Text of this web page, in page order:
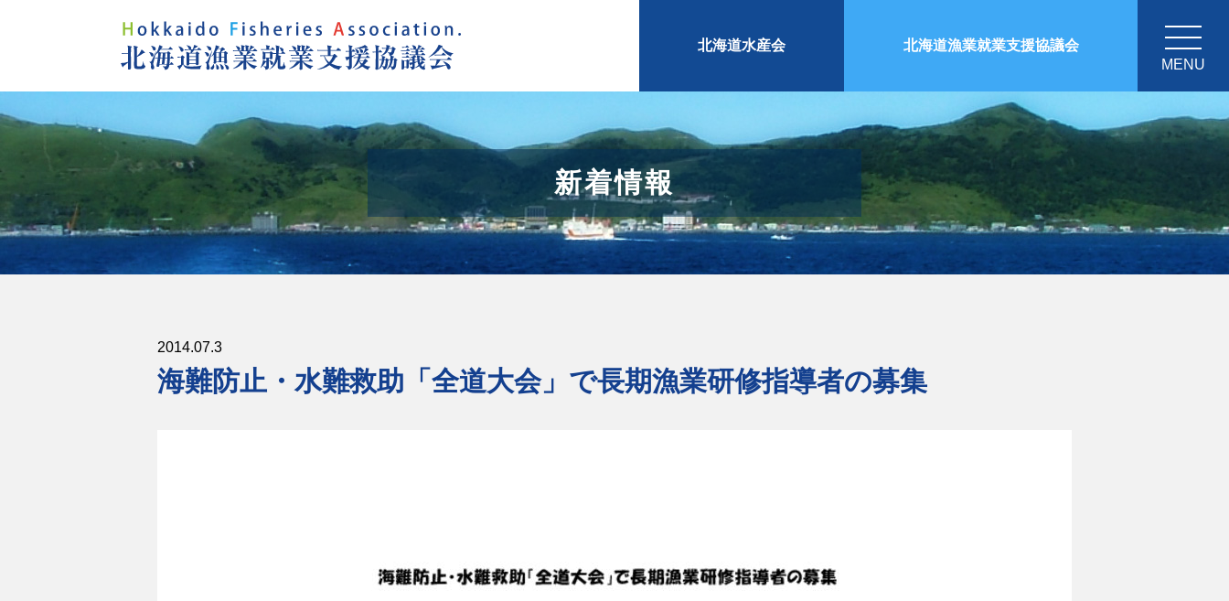
北海道水産会
北海道漁業就業支援協議会
MENU
新着情報
2014.07.3
海難防止・水難救助「全道大会」で長期漁業研修指導者の募集